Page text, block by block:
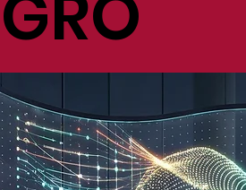
UP
- ARTS & MARKETING
GROUP -